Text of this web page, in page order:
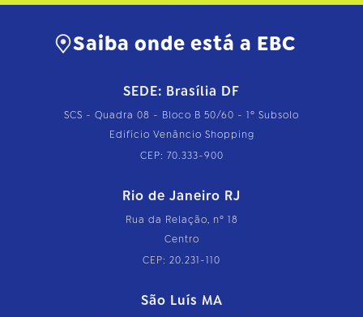
Saiba onde está a EBC
SEDE: Brasília DF
SCS - Quadra 08 - Bloco B 50/60 - 1º Subsolo
Edifício Venâncio Shopping
CEP: 70.333-900
Rio de Janeiro RJ
Rua da Relação, nº 18
Centro
CEP: 20.231-110
São Luís MA